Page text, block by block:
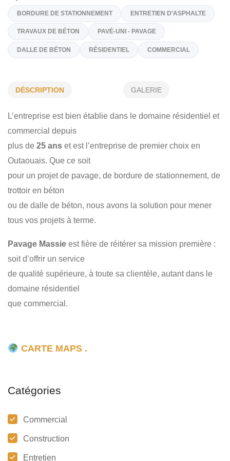
(819) 661-1240
Sur Demande
info@pavagemassie.ca
Spécialités
BORDURE DE STATIONNEMENT ENTRETIEN D’ASPHALTE
TRAVAUX DE BÉTON
DÉSCRIPTION GALERIE
L’entreprise est bien établie dans le domaine résidentiel et
commercial depuis
plus de 25 ans et est l’entreprise de premier choix en
Outaouais. Que ce soit
pour un projet de pavage, de bordure de stationnement, de
trottoir en béton
ou de dalle de béton, nous avons la solution pour mener
tous vos projets à terme.
Pavage Massie est fière de réitérer sa mission première :
soit d’offrir un service
de qualité supérieure, à toute sa clientèle, autant dans le
domaine résidentiel
que commercial.
CARTE MAPS .
Catégories
Commercial
Construction
Entretien